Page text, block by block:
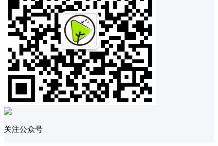
关注公众号